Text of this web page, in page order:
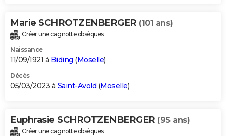
Marie SCHROTZENBERGER (101 ans)
Créer une cagnotte obsèques
Naissance
11/09/1921 à Biding (Moselle)
Décès
05/03/2023 à Saint-Avold (Moselle)
Euphrasie SCHROTZENBERGER (95 ans)
Créer une cagnotte obsèques